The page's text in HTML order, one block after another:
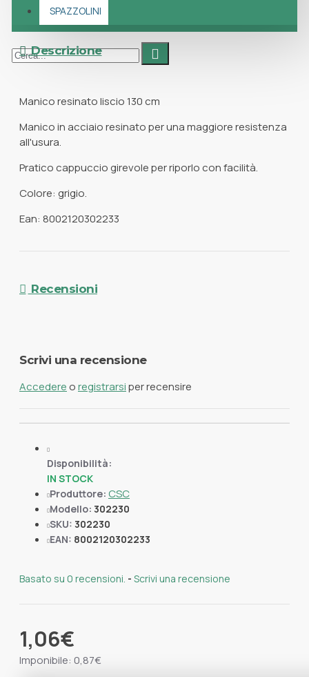
SPAZZOLINI
Descrizione
Manico resinato liscio 130 cm
Manico in acciaio resinato per una maggiore resistenza
all'usura.
Pratico cappuccio girevole per riporlo con facilità.
Colore: grigio.
Ean: 8002120302233
Recensioni
Scrivi una recensione
Accedere oregistrarsiper recensire
Disponibilità:
IN STOCK
Produttore: CSC
Modello: 302230
SKU: 302230
EAN: 8002120302233
Basato su 0 recensioni. - Scrivi una recensione
1,06€
Imponibile: 0,87€